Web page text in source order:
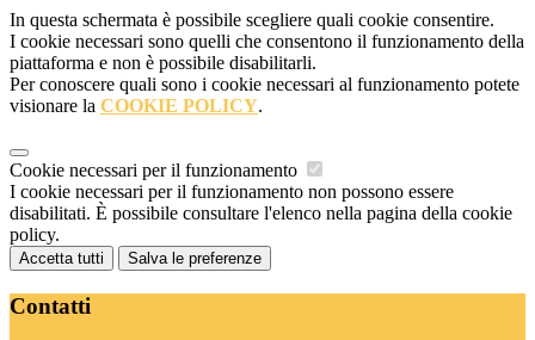
In questa schermata è possibile scegliere quali cookie consentire.
I cookie necessari sono quelli che consentono il funzionamento della
piattaforma e non è possibile disabilitarli.
Per conoscere quali sono i cookie necessari al funzionamento potete
visionare la COOKIE POLICY.
Cookie necessari per il funzionamento
I cookie necessari per il funzionamento non possono essere
disabilitati. È possibile consultare l'elenco nella pagina della cookie
policy.
Accetta tutti Salva le preferenze
Contatti